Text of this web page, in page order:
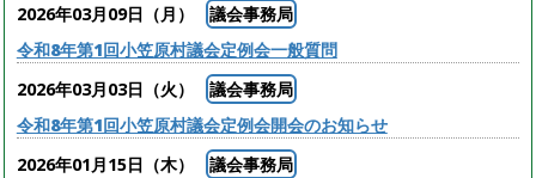
2026年03月09日（月）
議会事務局
令和8年第1回小笠原村議会定例会一般質問
2026年03月03日（火）
議会事務局
令和8年第1回小笠原村議会定例会開会のお知らせ
2026年01月15日（木）
議会事務局